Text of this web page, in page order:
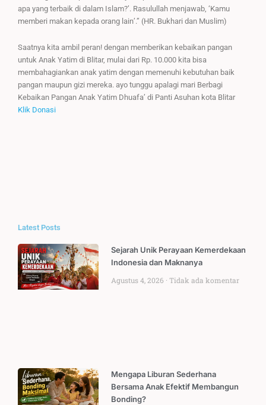
apa yang terbaik di dalam Islam?’. Rasulullah menjawab, ‘Kamu
memberi makan kepada orang lain’.” (HR. Bukhari dan Muslim)
Saatnya kita ambil peran! dengan memberikan kebaikan pangan
untuk Anak Yatim di Blitar, mulai dari Rp. 10.000 kita bisa
membahagiankan anak yatim dengan memenuhi kebutuhan baik
pangan maupun gizi mereka. ayo tunggu apalagi mari Berbagi
Kebaikan Pangan Anak Yatim Dhuafa’ di Panti Asuhan kota Blitar
Klik Donasi
Latest Posts
Sejarah Unik Perayaan Kemerdekaan
Indonesia dan Maknanya
Agustus 4, 2026
Tidak ada komentar
Mengapa Liburan Sederhana
Bersama Anak Efektif Membangun
Bonding?